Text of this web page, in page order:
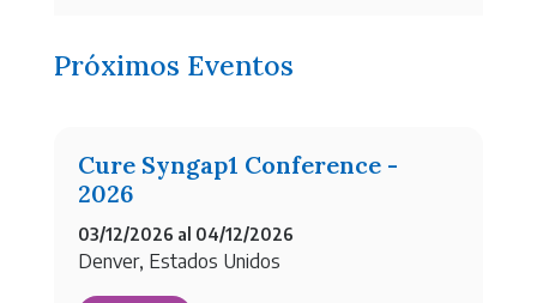
t
A
p
p
e
o
o
k
a
I
Próximos Eventos
Cure Syngap1 Conference -
2026
03/12/2026 al 04/12/2026
Denver, Estados Unidos